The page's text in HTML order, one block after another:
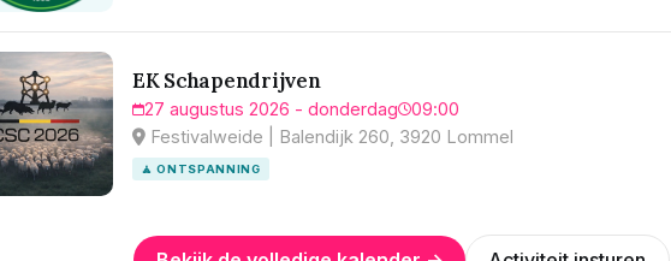
EK Schapendrijven
27 augustus 2026 - donderdag
09:00
Festivalweide | Balendijk 260, 3920 Lommel
🧘 ONTSPANNING